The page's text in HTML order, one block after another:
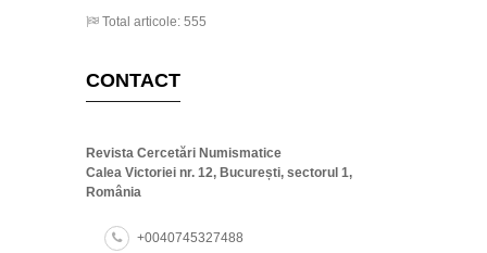
Total articole: 555
CONTACT
Revista Cercetări Numismatice
Calea Victoriei nr. 12, București, sectorul 1,
România
+0040745327488